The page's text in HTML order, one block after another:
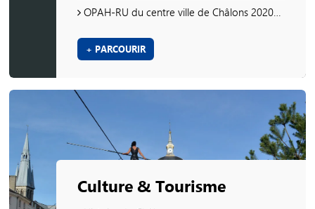
OPAH-RU du centre ville de Châlons 2020-2025
+ PARCOURIR
Culture & Tourisme